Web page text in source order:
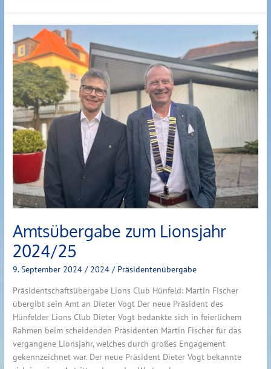
Amtsübergabe zum Lionsjahr
2024/25
9. September 2024/ 2024 / Präsidentenübergabe
Präsidentschaftsübergabe Lions Club Hünfeld: Martin Fischer
übergibt sein Amt an Dieter Vogt Der neue Präsident des
Hünfelder Lions Club Dieter Vogt bedankte sich in feierlichem
Rahmen beim scheidenden Präsidenten Martin Fischer für das
vergangene Lionsjahr, welches durch großes Engagement
gekennzeichnet war. Der neue Präsident Dieter Vogt bekannte
Amtsübergabe
zum
Lionsjahr
2024/25